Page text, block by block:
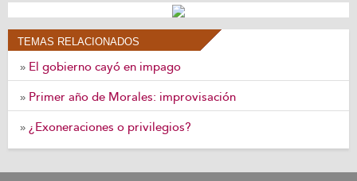
TEMAS RELACIONADOS
» El gobierno cayó en impago
» Primer año de Morales: improvisación
» ¿Exoneraciones o privilegios?